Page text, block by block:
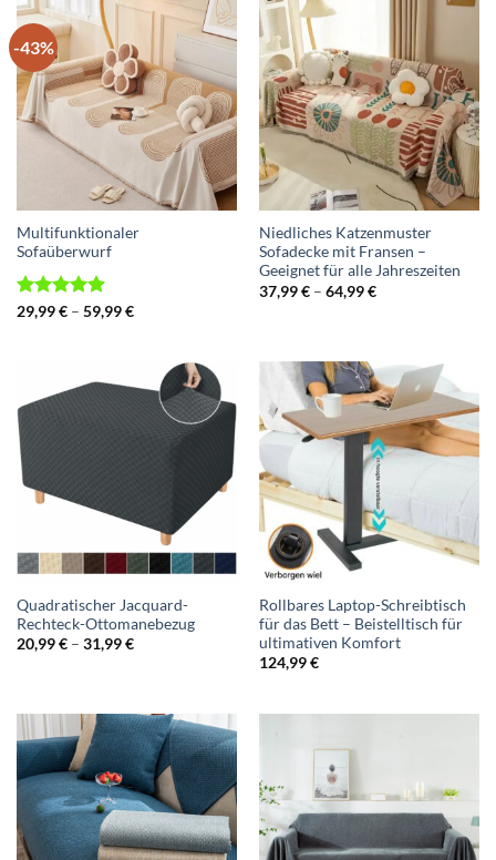
-43%
Multifunktionaler
Sofaüberwurf
Bewertet
29,99€ – 59,99€Preisspanne:
Niedliches Katzenmuster
Sofadecke mit Fransen –
Geeignet für alle Jahreszeiten
37,99€ – 64,99€Preisspanne:
Quadratischer Jacquard-
Rechteck-Ottomanebezug
20,99€ – 31,99€Preisspanne:
Rollbares Laptop-Schreibtisch
für das Bett – Beistelltisch für
ultimativen Komfort
124,99€